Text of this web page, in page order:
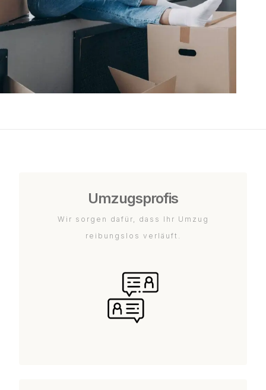
Umzugsprofis
Wir sorgen dafür, dass Ihr Umzug
reibungslos verläuft.